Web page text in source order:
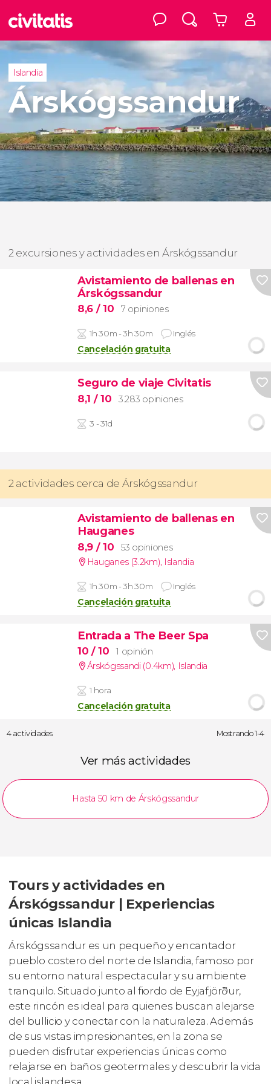
Islandia
Árskógssandur
2 excursiones y actividades en Árskógssandur
Avistamiento de ballenas en
Árskógssandur
8,6 / 10 7 opiniones
1h 30m - 3h 30m Inglés
Cancelación gratuita
Seguro de viaje Civitatis
8,1 / 10 3.283 opiniones
3 - 31d
2 actividades cerca de Árskógssandur
Avistamiento de ballenas en
Hauganes
8,9 / 10
53 opiniones
Hauganes (3.2km), Islandia
1h 30m - 3h 30m Inglés
Cancelación gratuita
Entrada a The Beer Spa
10 / 10
1 opinión
Árskógssandi (0.4km), Islandia
1 hora
Cancelación gratuita
4 actividades Mostrando 1-4
Ver más actividades
Hasta 50 km de Árskógssandur
Tours y actividades en
Árskógssandur | Experiencias
únicas Islandia
Árskógssandur es un pequeño y encantador
pueblo costero del norte de Islandia, famoso por
su entorno natural espectacular y su ambiente
tranquilo. Situado junto al fiordo de Eyjafjörður,
este rincón es ideal para quienes buscan alejarse
del bullicio y conectar con la naturaleza. Además
de sus vistas impresionantes, en la zona se
pueden disfrutar experiencias únicas como
relajarse en baños geotermales y descubrir la vida
local islandesa.